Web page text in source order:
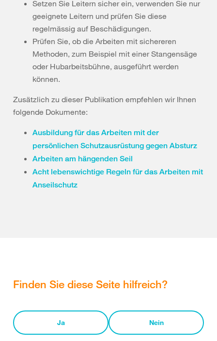
Setzen Sie Leitern sicher ein, verwenden Sie nur
geeignete Leitern und prüfen Sie diese
regelmässig auf Beschädigungen.
Prüfen Sie, ob die Arbeiten mit sichereren
Methoden, zum Beispiel mit einer Stangensäge
oder Hubarbeitsbühne, ausgeführt werden
können.
Zusätzlich zu dieser Publikation empfehlen wir Ihnen
folgende Dokumente:
Ausbildung für das Arbeiten mit der
persönlichen Schutzausrüstung gegen Absturz
Arbeiten am hängenden Seil
Acht lebenswichtige Regeln für das Arbeiten mit
Anseilschutz
Finden Sie diese Seite hilfreich?
Ja Nein